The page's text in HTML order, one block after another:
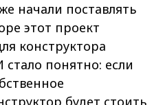
начали поставлять
этот проект
конструктора
стало понятно: если